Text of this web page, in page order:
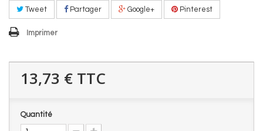
Tweet Partager Google+ Pinterest
Imprimer
13,73 € TTC
Quantité